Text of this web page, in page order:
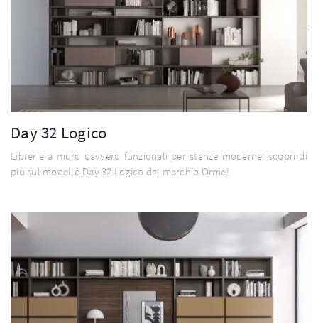
Day 32 Logico
Librerie a muro davvero funzionali per stanze moderne: scopri di
più sul modello Day 32 Logico del marchio Orme!